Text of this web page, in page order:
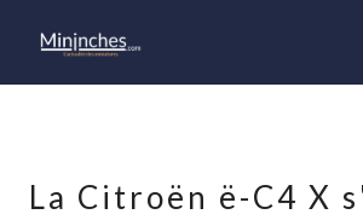
La Citroën ë-C4 X